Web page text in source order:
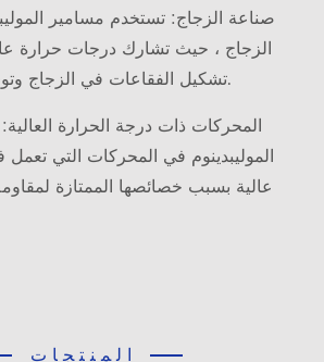
صناعة الزجاج: تستخدم مسامير
الزجاج ، حيث تشارك درجات حرارة
تشكيل الفقاعات في الزجاج وتوفر تشطيبًا أفضل.
المحركات ذات درجة الحرارة
الموليبدينوم في المحركات التي
عالية بسبب خصائصها الممتازة
المنتجات